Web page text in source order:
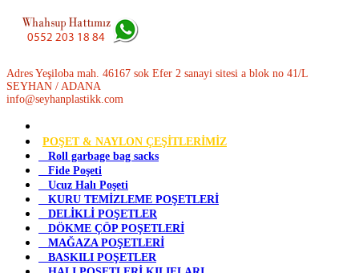
Adres Yeşiloba mah. 46167 sok Efer 2 sanayi sitesi a blok no 41/L
SEYHAN / ADANA
info@seyhanplastikk.com
POŞET & NAYLON ÇEŞİTLERİMİZ
Roll garbage bag sacks
Fide Poşeti
Ucuz Halı Poşeti
KURU TEMİZLEME POŞETLERİ
DELİKLİ POŞETLER
DÖKME ÇÖP POŞETLERİ
MAĞAZA POŞETLERİ
BASKILI POŞETLER